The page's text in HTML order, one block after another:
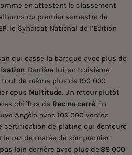
en attestent le classement
du premier semestre de
le Syndicat National de l’Edition
qui casse la baraque avec plus de
. Derrière lui, en troisième
de même plus de 190 000
opus Multitude. Un retour plutôt
chiffres de Racine carré. En
Angèle avec 103 000 ventes
certification de platine qui demeure
raz-de-marée de son premier
loin derrière avec plus de 88 000